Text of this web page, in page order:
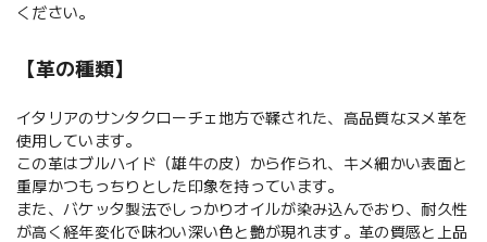
ください。
【革の種類】
イタリアのサンタクローチェ地方で鞣された、高品質なヌメ革を
使用しています。
この革はブルハイド（雄牛の皮）から作られ、キメ細かい表面と
重厚かつもっちりとした印象を持っています。
また、バケッタ製法でしっかりオイルが染み込んでおり、耐久性
が高く経年変化で味わい深い色と艶が現れます。革の質感と上品